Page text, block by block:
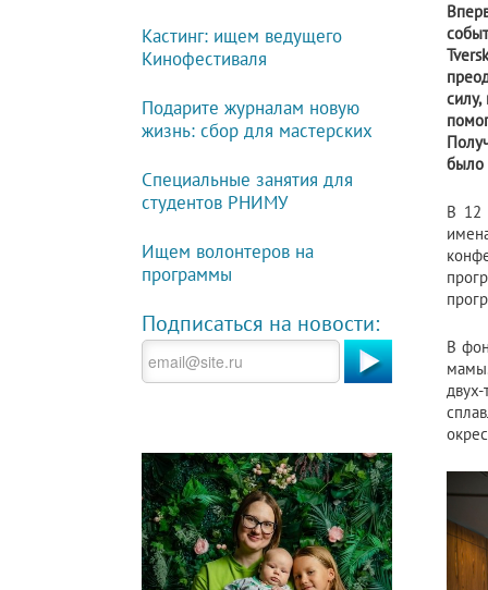
Кастинг: ищем ведущего
Кинофестиваля
Подарите журналам новую
жизнь: сбор для мастерских
Специальные занятия для
студентов РНИМУ
Ищем волонтеров на
программы
Подписаться на новости:
было
В 12
В